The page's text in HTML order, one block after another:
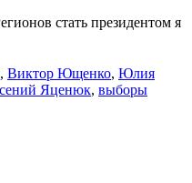
стать президентом я
, Виктор Ющенко, Юлия
Яценюк, выборы